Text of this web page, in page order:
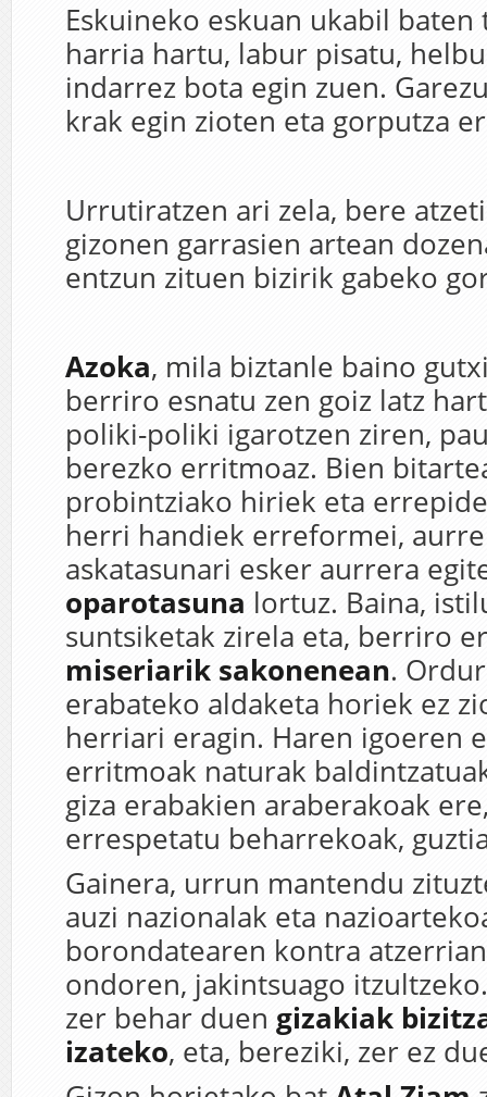
Eskuineko eskuan ukabil baten
harria hartu, labur pisatu,
indarrez bota egin zuen.
krak egin zioten eta gorputza
Urrutiratzen ari zela, bere
gizonen garrasien artean
entzun zituen bizirik gabeko
Azoka, mila biztanle baino
berriro esnatu zen goiz latz
poliki-poliki igarotzen ziren,
berezko erritmoaz. Bien
probintziako hiriek eta
herri handiek erreformei,
askatasunari esker aurrera
oparotasuna lortuz. Baina,
suntsiketak zirela eta, berriro
miseriarik sakonenean.
erabateko aldaketa horiek ez
herriari eragin. Haren igoeren
erritmoak naturak
giza erabakien araberakoak
errespetatu beharrekoak,
Gainera, urrun mantendu
auzi nazionalak eta
borondatearen kontra
ondoren, jakintsuago
zer behar duen gizakiak
izateko, eta, bereziki, zer ez